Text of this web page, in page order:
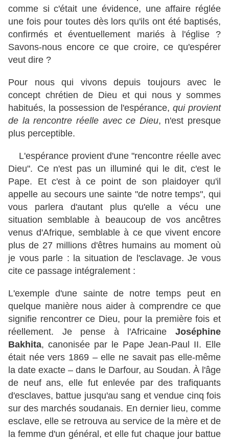
comme si c'était une évidence, une affaire réglée
une fois pour toutes dès lors qu'ils ont été baptisés,
confirmés et éventuellement mariés à l'église ?
Savons-nous encore ce que croire, ce qu'espérer
veut dire ?
Pour nous qui vivons depuis toujours avec le
concept chrétien de Dieu et qui nous y sommes
habitués, la possession de l'espérance,qui provient
de la rencontre réelle avec ce Dieu, n'est presque
plus perceptible.
L'espérance provient d'une "rencontre réelle avec
Dieu". Ce n'est pas un illuminé qui le dit, c'est le
Pape. Et c'est à ce point de son plaidoyer qu'il
appelle au secours une sainte "de notre temps", qui
vous parlera d'autant plus qu'elle a vécu une
situation semblable à beaucoup de vos ancêtres
venus d'Afrique, semblable à ce que vivent encore
plus de 27 millions d'êtres humains au moment où
je vous parle : la situation de l'esclavage. Je vous
cite ce passage intégralement :
L'exemple d'une sainte de notre temps peut en
quelque manière nous aider à comprendre ce que
signifie rencontrer ce Dieu, pour la première fois et
réellement. Je pense à l'Africaine Joséphine
Bakhita, canonisée par le Pape Jean-Paul II. Elle
était née vers 1869 – elle ne savait pas elle-même
la date exacte – dans le Darfour, au Soudan. À l'âge
de neuf ans, elle fut enlevée par des trafiquants
d'esclaves, battue jusqu'au sang et vendue cinq fois
sur des marchés soudanais. En dernier lieu, comme
esclave, elle se retrouva au service de la mère et de
la femme d'un général, et elle fut chaque jour battue